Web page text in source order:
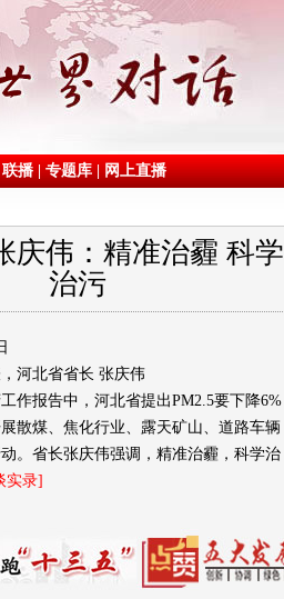
联播|专题库|网上直播
庆伟：精准治霾 科学
治污
河北省省长 张庆伟
作报告中，河北省提出PM2.5要下降6%
散煤、焦化行业、露天矿山、道路车辆
。省长张庆伟强调，精准治霾，科学治
实录]